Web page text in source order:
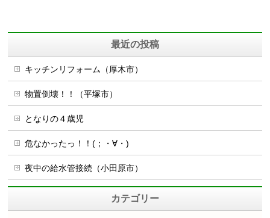
最近の投稿
キッチンリフォーム（厚木市）
物置倒壊！！（平塚市）
となりの４歳児
危なかったっ！！(；・∀・)
夜中の給水管接続（小田原市）
カテゴリー